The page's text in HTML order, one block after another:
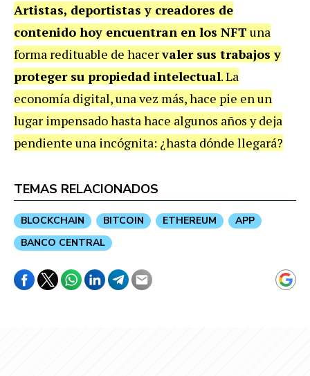
Artistas, deportistas y creadores de
contenido hoy encuentran en los NFT una
forma redituable de hacervaler sus trabajos y
proteger su propiedad intelectual. La
economía digital, una vez más, hace pie en un
lugar impensado hasta hace algunos años y deja
pendiente una incógnita: ¿hasta dónde llegará?
TEMAS RELACIONADOS
BLOCKCHAIN BITCOIN ETHEREUM
APP
BANCO CENTRAL